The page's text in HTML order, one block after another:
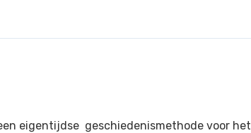
eigentijdse geschiedenismethode voor het